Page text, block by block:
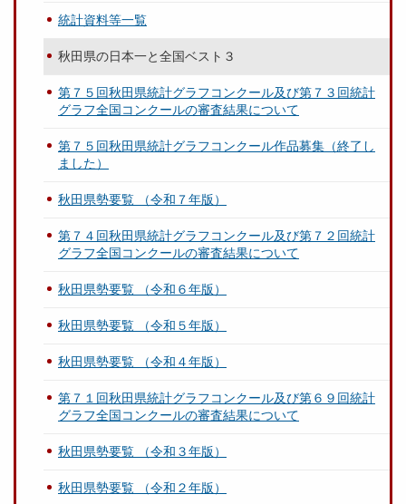
統計資料等一覧
秋田県の日本一と全国ベスト３
第７５回秋田県統計グラフコンクール及び第７３回統計
グラフ全国コンクールの審査結果について
第７５回秋田県統計グラフコンクール作品募集（終了し
ました）
秋田県勢要覧 （令和７年版）
第７４回秋田県統計グラフコンクール及び第７２回統計
グラフ全国コンクールの審査結果について
秋田県勢要覧 （令和６年版）
秋田県勢要覧 （令和５年版）
秋田県勢要覧 （令和４年版）
第７１回秋田県統計グラフコンクール及び第６９回統計
グラフ全国コンクールの審査結果について
秋田県勢要覧 （令和３年版）
秋田県勢要覧 （令和２年版）